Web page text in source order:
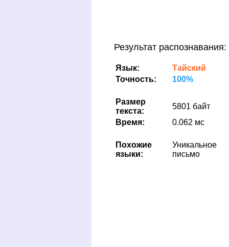
Результат распознавания:
Язык:
Тайский
Точность:
100%
Размер
текста:
5801 байт
Время:
0.062 мс
Похожие
языки:
Уникальное
письмо